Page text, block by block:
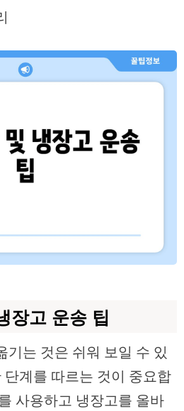
장고 운송 팁
기는 것은 쉬워 보일 수 있
계를 따르는 것이 중요합
사용하고 냉장고를 올바